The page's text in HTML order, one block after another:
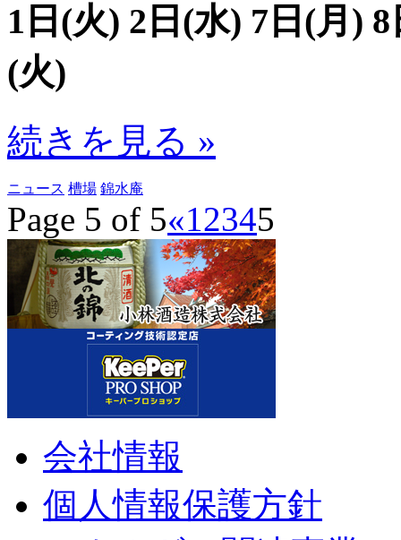
1日(火) 2日(水) 7日(月)
(火)
続きを見る »
ニュース 槽場 錦水庵
Page 5 of 5«12345
会社情報
個人情報保護方針